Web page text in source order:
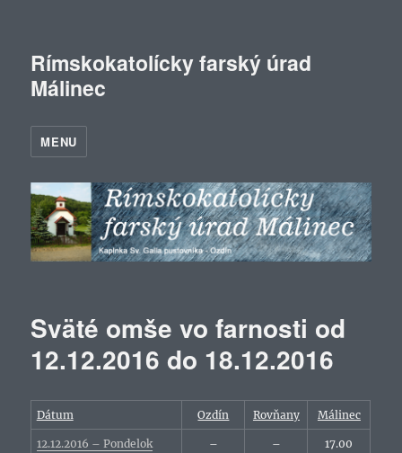
Rímskokatolícky farský úrad
Málinec
MENU
Sväté omše vo farnosti od
12.12.2016 do 18.12.2016
Dátum Ozdín Rovňany Málinec
12.12.2016 – Pondelok – – 17.00